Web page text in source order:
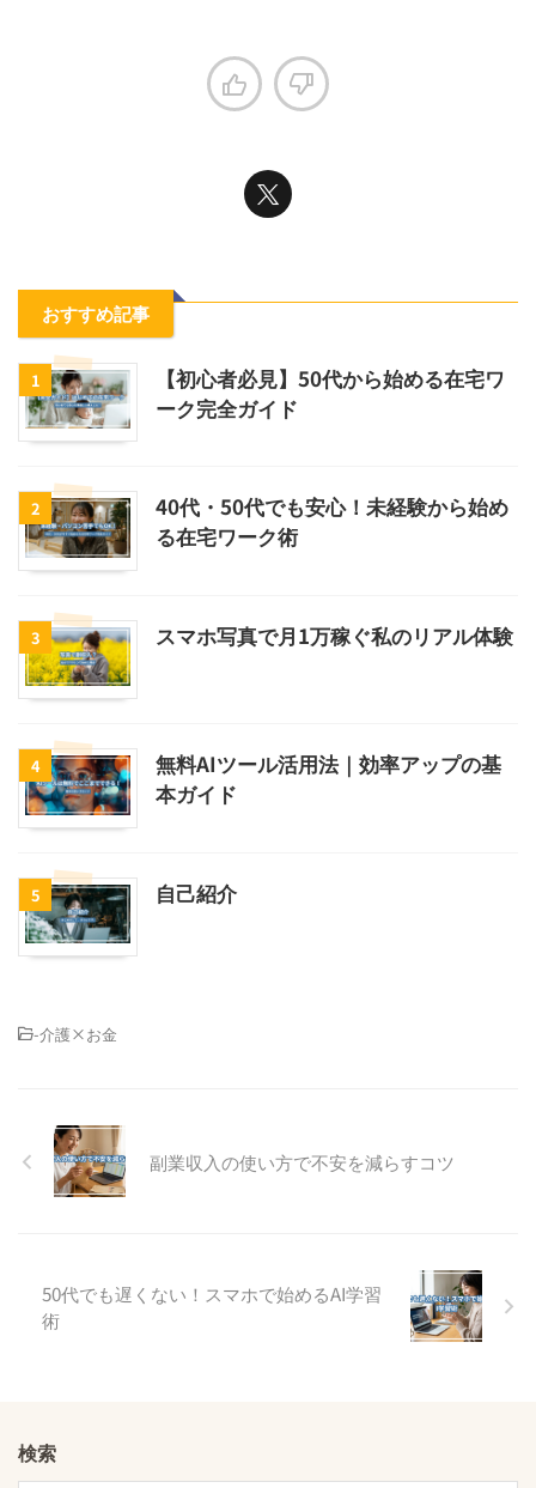
おすすめ記事
1
【初心者必見】50代から始める在宅ワ
ーク完全ガイド
2
40代・50代でも安心！未経験から始め
る在宅ワーク術
3 スマホ写真で月1万稼ぐ私のリアル体験
4
無料AIツール活用法｜効率アップの基
本ガイド
5 自己紹介
-介護×お金
副業収入の使い方で不安を減らすコツ
50代でも遅くない！スマホで始めるAI学習
術
検索